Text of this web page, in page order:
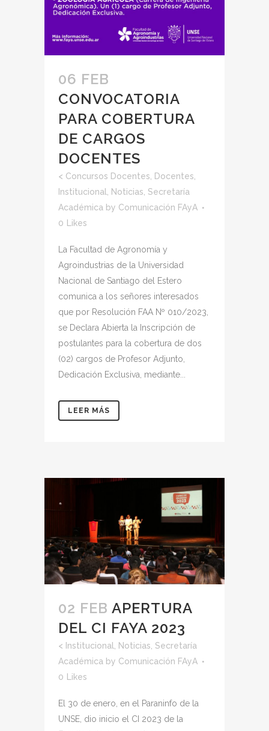
06 FEB
CONVOCATORIA
PARA COBERTURA
DE CARGOS
DOCENTES
< Concursos Docentes Docentes
Institucional
Noticias Secretaría
Académica by Comunicación FAyA
0
Likes
La Facultad de Agronomía y
Agroindustrias de la Universidad
Nacional de Santiago del Estero
comunica a los señores interesados
que por Resolución FAA Nº 010/2023,
se Declara Abierta la Inscripción de
postulantes para la cobertura de dos
(02) cargos de Profesor Adjunto,
Dedicación Exclusiva, mediante...
LEER MÁS
02 FEB APERTURA
DEL CI FAYA 2023
< Institucional Noticias Secretaría
Académica by Comunicación FAyA
0 Likes
El 30 de enero, en el Paraninfo de la
UNSE, dio inicio el CI 2023 de la